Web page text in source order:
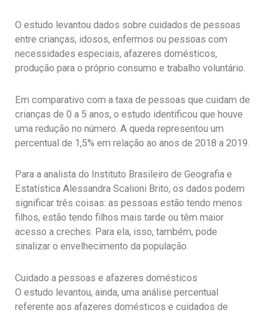
O estudo levantou dados sobre cuidados de pessoas
entre crianças, idosos, enfermos ou pessoas com
necessidades especiais, afazeres domésticos,
produção para o próprio consumo e trabalho voluntário.
Em comparativo com a taxa de pessoas que cuidam de
crianças de 0 a 5 anos, o estudo identificou que houve
uma redução no número. A queda representou um
percentual de 1,5% em relação ao anos de 2018 a 2019.
Para a analista do Instituto Brasileiro de Geografia e
Estatística Alessandra Scalioni Brito, os dados podem
significar três coisas: as pessoas estão tendo menos
filhos, estão tendo filhos mais tarde ou têm maior
acesso a creches. Para ela, isso, também, pode
sinalizar o envelhecimento da população.
Cuidado a pessoas e afazeres domésticos
O estudo levantou, ainda, uma análise percentual
referente aos afazeres domésticos e cuidados de